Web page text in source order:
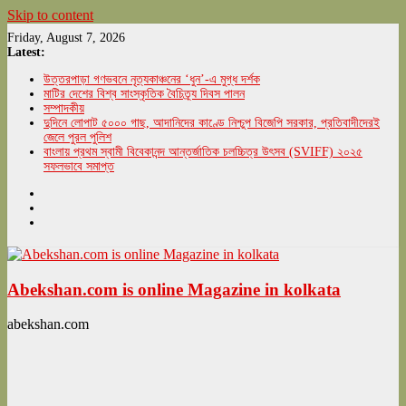
Skip to content
Friday, August 7, 2026
Latest:
উত্তরপাড়া গণভবনে নৃত্যকাঞ্চনের ‘ধুন’-এ মুগ্ধ দর্শক
মাটির দেশের বিশ্ব সাংস্কৃতিক বৈচিত্র্য দিবস পালন
সম্পাদকীয়
দুদিনে লোপাট ৫০০০ গাছ, আদানিদের কাণ্ডে নিশ্চুপ বিজেপি সরকার, প্রতিবাদীদেরই
জেলে পুরল পুলিশ
বাংলায় প্রথম স্বামী বিবেকানন্দ আন্তর্জাতিক চলচ্চিত্র উৎসব (SVIFF) ২০২৫
সফলভাবে সমাপ্ত
Abekshan.com is online Magazine in kolkata
abekshan.com